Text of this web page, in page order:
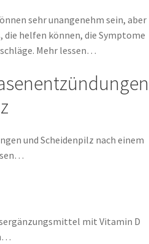
sehr unangenehm sein, aber
die helfen können, die Symptome
Mehr lessen…
und Scheidenpilz nach einem
mit Vitamin D